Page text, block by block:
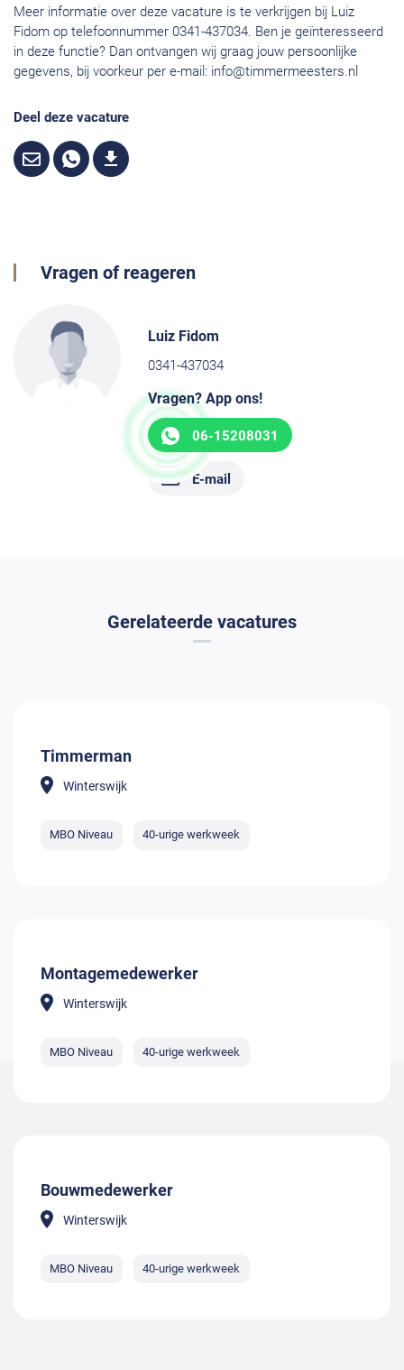
Meer informatie over deze vacature is te verkrijgen bij Luiz
Fidom op telefoonnummer 0341-437034. Ben je geïnteresseerd
in deze functie? Dan ontvangen wij graag jouw persoonlijke
gegevens, bij voorkeur per e-mail: info@timmermeesters.nl
Deel deze vacature
Vragen of reageren
Luiz Fidom
0341-437034
Vragen? App ons!
06-15208031
E-mail
Gerelateerde vacatures
Timmerman
Winterswijk
MBO Niveau 40-urige werkweek
Montagemedewerker
Winterswijk
MBO Niveau 40-urige werkweek
Bouwmedewerker
Winterswijk
MBO Niveau 40-urige werkweek